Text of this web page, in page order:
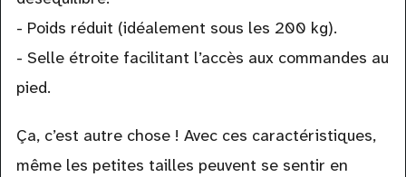
- Poids réduit (idéalement sous les 200 kg).
- Selle étroite facilitant l’accès aux commandes au
pied.
Ça, c’est autre chose ! Avec ces caractéristiques,
même les petites tailles peuvent se sentir en